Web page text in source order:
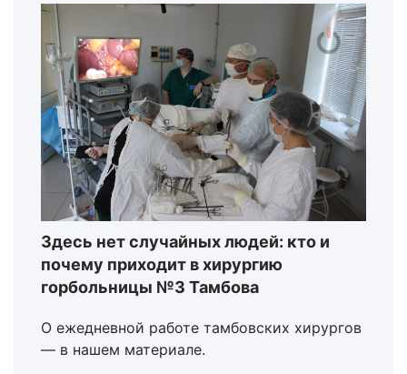
Здесь нет случайных людей: кто и
почему приходит в хирургию
горбольницы №3 Тамбова
О ежедневной работе тамбовских хирургов
— в нашем материале.